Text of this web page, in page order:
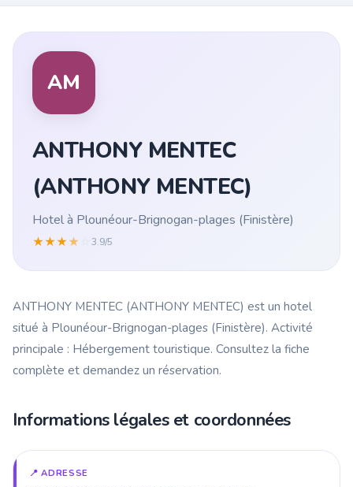
AM
ANTHONY MENTEC
(ANTHONY MENTEC)
Hotel à Plounéour-Brignogan-plages (Finistère)
★★★★ 3.9/5
ANTHONY MENTEC (ANTHONY MENTEC) est un hotel
situé à Plounéour-Brignogan-plages (Finistère). Activité
principale : Hébergement touristique. Consultez la fiche
complète et demandez un réservation.
Informations légales et coordonnées
📍 ADRESSE